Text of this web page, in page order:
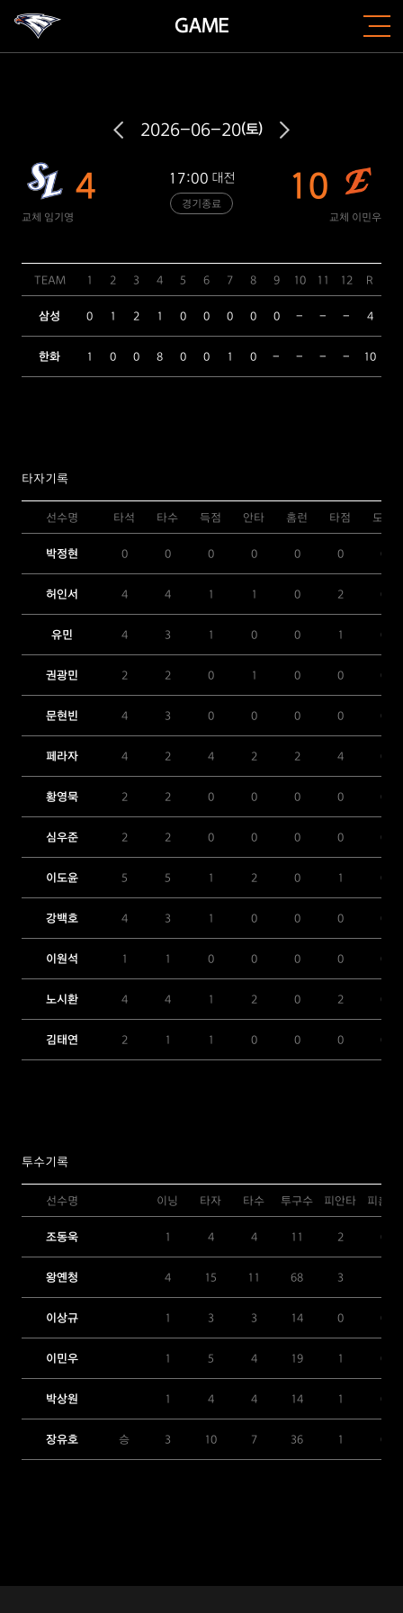
GAME
2026-06-20(토)
4
교체 임기영
17:00 대전
경기종료 10
교체 이민우
TEAM 1 2 3 4 5 6 7 8 9 10 11 12 R
삼성 0 1 2 1 0 0 0 0 0 - - - 4
한화 1 0 0 8 0 0 1 0 - - - - 10
타자기록
선수명 타석 타수 득점 안타 홈런 타점 도루
박정현 0 0 0 0 0 0 0
허인서 4 4 1 1 0 2 0
유민 4 3 1 0 0 1 0
권광민 2 2 0 1 0 0 0
문현빈 4 3 0 0 0 0 0
페라자 4 2 4 2 2 4 0
황영묵 2 2 0 0 0 0 0
심우준 2 2 0 0 0 0 0
이도윤 5 5 1 2 0 1 0
강백호 4 3 1 0 0 0 0
이원석 1 1 0 0 0 0 0
노시환 4 4 1 2 0 2 0
김태연 2 1 1 0 0 0 0
투수기록
선수명 이닝 타자 타수 투구수 피안타 피홈런
조동욱 1 4 4 11 2 0
왕옌청 4 15 11 68 3
이상규 1 3 3 14 0 0
이민우 1 5 4 19 1 0
박상원 1 4 4 14 1 0
장유호 승 3 10 7 36 1 0